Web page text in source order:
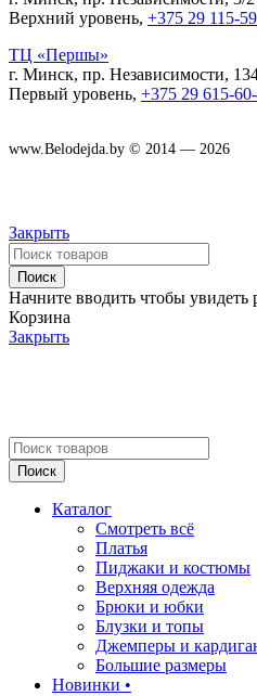
Верхний уровень, +375 29 115-
ТЦ «Першы»
г. Минск, пр. Независимости,
Первый уровень, +375 29 615-
www.Belodejda.by © 2014 — 2026
Закрыть
Поиск
Начните вводить чтобы увидеть
Корзина
Закрыть
Поиск
Каталог
Смотреть всё
Платья
Пиджаки и костюмы
Верхняя одежда
Брюки и юбки
Блузки и топы
Джемперы и
Большие размеры
Новинки •